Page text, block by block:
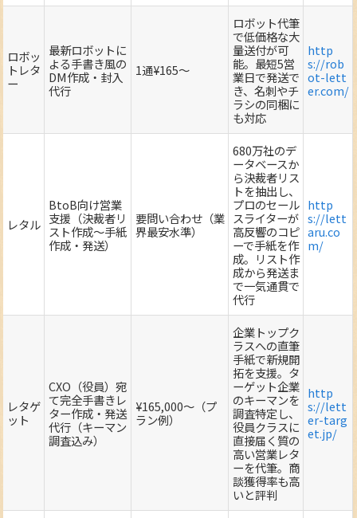
ロボッ
トレタ
ー
最新ロボットに
よる手書き風の
DM作成・封入
代行
1通¥165～
ロボット代筆
で低価格な大
量送付が可
能。最短5営
業日で発送で
き、名刺やチ
ラシの同梱に
も対応
http
s://rob
ot-lett
er.com/
レタル
BtoB向け営業
支援（決裁者リ
スト作成～手紙
作成・発送）
要問い合わせ（業
界最安水準）
680万社のデ
ータベースか
ら決裁者リス
トを抽出し、
プロのセール
スライターが
高反響のコピ
ーで手紙を作
成。リスト作
成から発送ま
で一気通貫で
代行
http
s://lett
aru.co
m/
レタゲ
ット
CXO（役員）宛
て完全手書きレ
ター作成・発送
代行（キーマン
調査込み）
¥165,000～（プ
ラン例）
企業トップク
ラスへの直筆
手紙で新規開
拓を支援。タ
ーゲット企業
のキーマンを
調査特定し、
役員クラスに
直接届く質の
高い営業レタ
ーを代筆。商
談獲得率も高
いと評判
http
s://lett
er-targ
et.jp/